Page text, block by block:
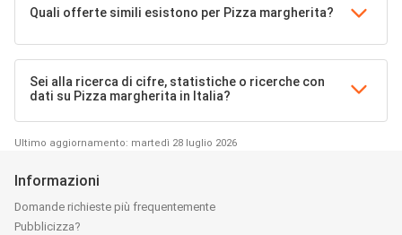
Quali offerte simili esistono per Pizza margherita?
Sei alla ricerca di cifre, statistiche o ricerche con
dati su Pizza margherita in Italia?
Ultimo aggiornamento: martedì 28 luglio 2026
Informazioni
Domande richieste più frequentemente
Pubblicizza?